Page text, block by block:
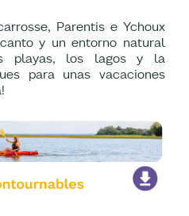
Parentis e Ychoux
y un entorno natural
playas, los lagos y la
para unas vacaciones